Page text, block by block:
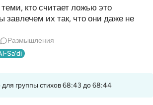
кто считает ложью это
завлечем их так, что они даже не
Размышления
Sa'di
группы стихов 68:43 до 68:44